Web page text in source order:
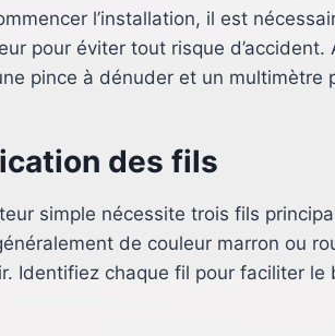
l’installation, il est
pour éviter tout risque d’accident.
pince à dénuder et un multimètre
des fils
simple nécessite trois fils
de couleur marron ou
Identifiez chaque fil pour faciliter le